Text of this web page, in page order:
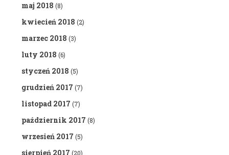
maj 2018 (8)
kwiecień 2018 (2)
marzec 2018 (3)
luty 2018 (6)
styczeń 2018 (5)
grudzień 2017 (7)
listopad 2017 (7)
październik 2017 (8)
wrzesień 2017 (5)
sierpień 2017 (20)